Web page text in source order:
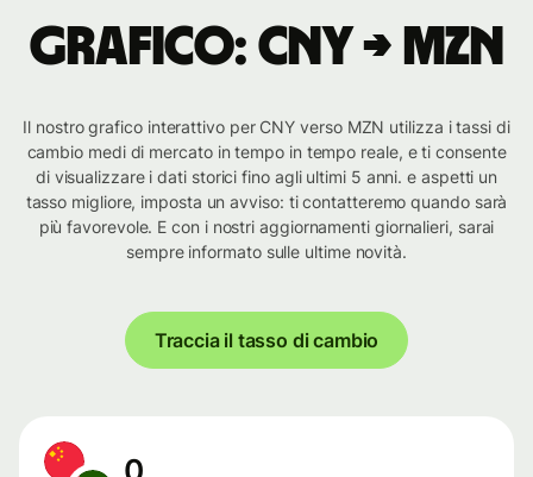
Grafico: CNY → MZN
Il nostro grafico interattivo per CNY verso MZN utilizza i tassi di
cambio medi di mercato in tempo in tempo reale, e ti consente
di visualizzare i dati storici fino agli ultimi 5 anni. e aspetti un
tasso migliore, imposta un avviso: ti contatteremo quando sarà
più favorevole. E con i nostri aggiornamenti giornalieri, sarai
sempre informato sulle ultime novità.
Traccia il tasso di cambio